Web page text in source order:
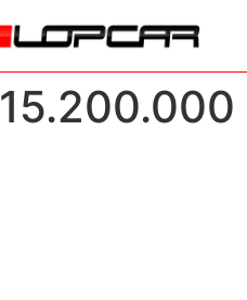
15.200.000